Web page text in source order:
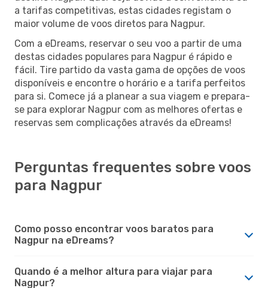
a tarifas competitivas, estas cidades registam o
maior volume de voos diretos para Nagpur.
Com a eDreams, reservar o seu voo a partir de uma
destas cidades populares para Nagpur é rápido e
fácil. Tire partido da vasta gama de opções de voos
disponíveis e encontre o horário e a tarifa perfeitos
para si. Comece já a planear a sua viagem e prepara-
se para explorar Nagpur com as melhores ofertas e
reservas sem complicações através da eDreams!
Perguntas frequentes sobre voos
para Nagpur
Como posso encontrar voos baratos para
Nagpur na eDreams?
Quando é a melhor altura para viajar para
Nagpur?